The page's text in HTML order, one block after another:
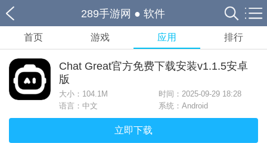
289手游网 ● 软件
首页 游戏 应用 排行
Chat Great官方免费下载安装v1.1.5安卓
版
大小： 104.1M
时间：2025-09-29 18:28
语言：中文
系统：Android
立即下载